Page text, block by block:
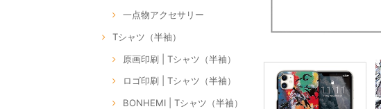
一点物アクセサリー
Tシャツ（半袖）
原画印刷 | Tシャツ（半袖）
ロゴ印刷 | Tシャツ（半袖）
BONHEMI | Tシャツ（半袖）